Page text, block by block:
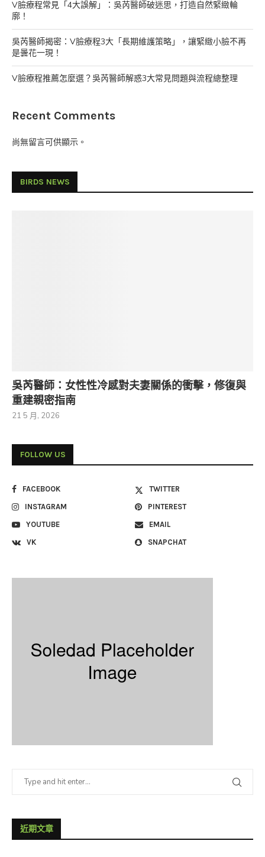
V臉療程常見「4大誤解」：吳芮醫師破迷思，打造自然緊緻輪
廓！
吳芮醫師揭密：V臉療程3大「長期維護策略」，讓緊緻小臉不再
是曇花一現！
V臉療程推薦怎麼選？吳芮醫師解惑3大常見問題與流程總整理
Recent Comments
尚無留言可供顯示。
BIRDS NEWS
吳芮醫師：女性性冷感對夫妻關係的衝擊，修復與
重建親密指南
21 5 月, 2026
FOLLOW US
FACEBOOK
TWITTER
INSTAGRAM
PINTEREST
YOUTUBE
EMAIL
VK
SNAPCHAT
近期文章